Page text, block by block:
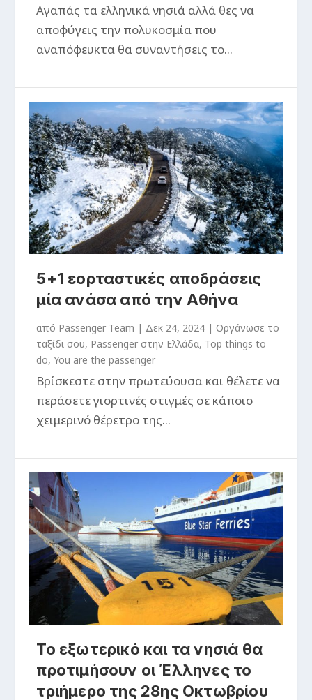
Αγαπάς τα ελληνικά νησιά αλλά θες να
αποφύγεις την πολυκοσμία που
αναπόφευκτα θα συναντήσεις το...
5+1 εορταστικές αποδράσεις
μία ανάσα από την Αθήνα
από Passenger Team | Δεκ 24, 2024 |Oργάνωσε το
ταξίδι σου, Passenger στην Ελλάδα, Top things to
do,You are the passenger
Βρίσκεστε στην πρωτεύουσα και θέλετε να
περάσετε γιορτινές στιγμές σε κάποιο
χειμερινό θέρετρο της...
Το εξωτερικό και τα νησιά θα
προτιμήσουν οι Έλληνες το
τριήμερο της 28ης Οκτωβρίου